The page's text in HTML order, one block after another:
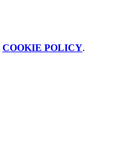
COOKIE POLICY.